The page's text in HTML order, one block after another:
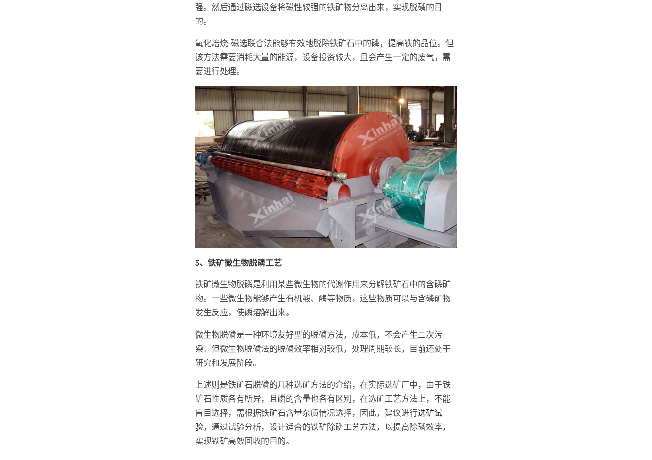
强。然后通过磁选设备将磁性较强的铁矿物分离出来，实现脱磷的目
的。
氧化焙烧-磁选联合法能够有效地脱除铁矿石中的磷，提高铁的品位。但
该方法需要消耗大量的能源，设备投资较大，且会产生一定的废气，需
要进行处理。
5、铁矿微生物脱磷工艺
铁矿微生物脱磷是利用某些微生物的代谢作用来分解铁矿石中的含磷矿
物。一些微生物能够产生有机酸、酶等物质，这些物质可以与含磷矿物
发生反应，使磷溶解出来。
微生物脱磷是一种环境友好型的脱磷方法，成本低，不会产生二次污
染。但微生物脱磷法的脱磷效率相对较低，处理周期较长，目前还处于
研究和发展阶段。
上述则是铁矿石脱磷的几种选矿方法的介绍，在实际选矿厂中，由于铁
矿石性质各有所异，且磷的含量也各有区别，在选矿工艺方法上，不能
盲目选择，需根据铁矿石含量杂质情况选择，因此，建议进行选矿试
验，通过试验分析，设计适合的铁矿除磷工艺方法，以提高除磷效率，
实现铁矿高效回收的目的。